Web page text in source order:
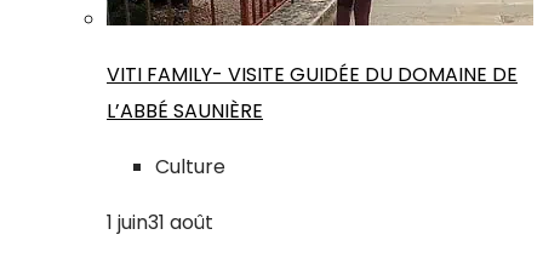
VITI FAMILY- VISITE GUIDÉE DU DOMAINE DE
L’ABBÉ SAUNIÈRE
Culture
1 juin31 août